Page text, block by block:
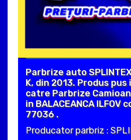
Parbrize auto
K, din 2013. Produs
catre Parbrize
in BALACEANCA ILFOV
77036 .
Producator parbriz :